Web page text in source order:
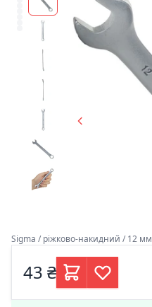
Sigma / ріжково-накидний / 12 мм
43 ₴